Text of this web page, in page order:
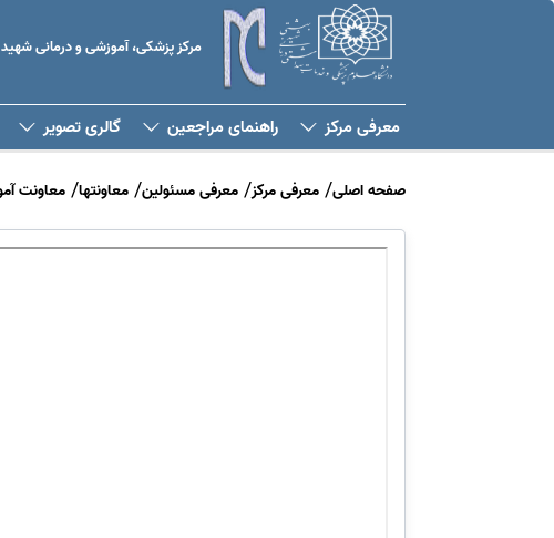
مرکز پزشکی، آموزشی و درمانی
معرفی مرکز راهنمای مراجعین گالری تصویر
صفحه اصلی معرفی مرکز معرفی مسئولین معاونتها معاونت